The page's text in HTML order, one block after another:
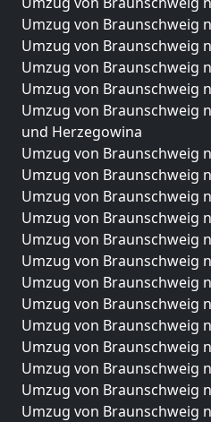
Umzug von Braunschweig
Umzug von Braunschweig
Umzug von Braunschweig
Umzug von Braunschweig
Umzug von Braunschweig
und Herzegowina
Umzug von Braunschweig
Umzug von Braunschweig
Umzug von Braunschweig
Umzug von Braunschweig
Umzug von Braunschweig
Umzug von Braunschweig
Umzug von Braunschweig
Umzug von Braunschweig
Umzug von Braunschweig
Umzug von Braunschweig
Umzug von Braunschweig
Umzug von Braunschweig
Umzug von Braunschweig